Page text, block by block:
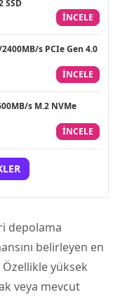
SSD
INCELE
s PCIe Gen 4.0
INCELE
s M.2 NVMe
INCELE
depolama
belirleyen en
yüksek
veya mevcut